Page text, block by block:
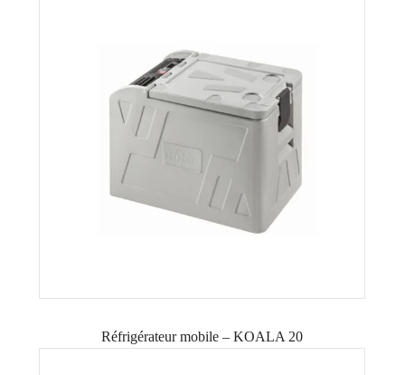
Réfrigérateur mobile – KOALA 20